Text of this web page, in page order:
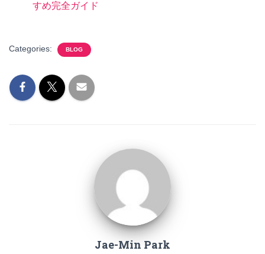
すめ完全ガイド
Categories: BLOG
Jae-Min Park